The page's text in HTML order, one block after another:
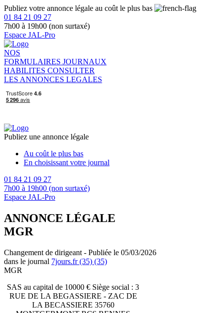
Publiez votre annonce légale au coût le plus bas
01 84 21 09 27
7h00 à 19h00 (non surtaxé)
Espace JAL-Pro
NOS
FORMULAIRES JOURNAUX
HABILITES CONSULTER
LES ANNONCES LEGALES
Publiez une annonce légale
Au coût le plus bas
En choisissant votre journal
01 84 21 09 27
7h00 à 19h00 (non surtaxé)
Espace JAL-Pro
ANNONCE LÉGALE
MGR
Changement de dirigeant - Publiée le 05/03/2026
dans le journal 7jours.fr (35) (35)
MGR
SAS au capital de 10000 € Siège social : 3
RUE DE LA BEGASSIERE - ZAC DE
LA BECASSIERE 35760